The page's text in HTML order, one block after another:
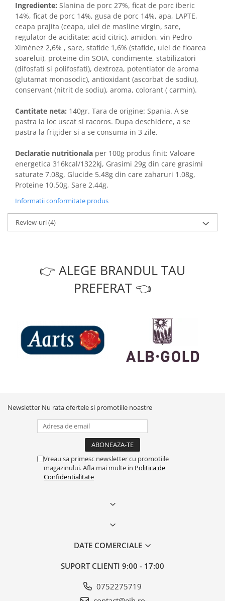
Ingrediente: Slanina de porc 27%, ficat de porc iberic
14%, ficat de porc 14%, gusa de porc 14%, apa, LAPTE,
ceapa prajita (ceapa, ulei de masline virgin, sare,
regulator de aciditate: acid citric), amidon, vin Pedro
Ximénez 2,6% , sare, stafide 1,6% (stafide, ulei de floarea
soarelui), proteine din SOIA, condimente, stabilizatori
(difosfati si polifosfati), dextroza, potentiator de aroma
(glutamat monosodic), antioxidant (ascorbat de sodiu),
conservant (nitrit de sodiu), aroma, colorant ( carmin).
Cantitate neta: 140gr. Tara de origine: Spania. A se
pastra la loc uscat si racoros. Dupa deschidere, a se
pastra la frigider si a se consuma in 3 zile.
Declaratie nutritionala per 100g produs finit: Valoare
energetica 316kcal/1322kj, Grasimi 29g din care grasimi
saturate 7.08g, Glucide 5.48g din care zaharuri 1.08g,
Proteine 10.50g, Sare 2.44g.
Informatii conformitate produs
Review-uri(4)
👉 ALEGE BRANDUL TAU
PREFERAT 👈
Newsletter Nu rata ofertele si promotiile noastre
Vreau sa primesc newsletter cu promotiile
magazinului. Afla mai multe in Politica de
Confidentialitate
DATE COMERCIALE
SUPORT CLIENTI 9:00 - 17:00
0752275719